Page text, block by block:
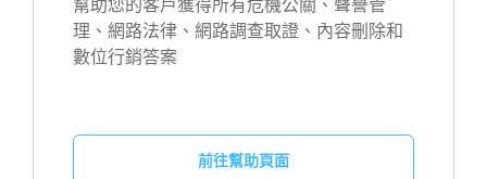
幫助您的客戶獲得所有危機公關、聲譽管
理、網路法律、網路調查取證、內容刪除和
數位行銷答案
前往幫助頁面